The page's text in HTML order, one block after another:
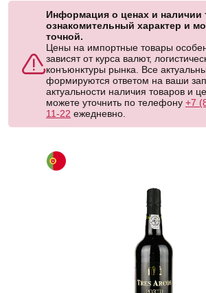
Информация о ценах и наличии
ознакомительный характер и
точной.
Цены на импортные товары
зависят от курса валют,
конъюнктуры рынка. Все
формируются ответом на ваши
актуальности наличия товаров и
можете уточнить по телефону +7
11-22 ежедневно.